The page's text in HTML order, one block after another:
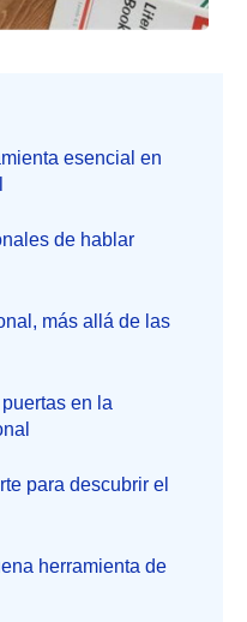
esencial en
de hablar
más allá de las
en la
para descubrir el
herramienta de